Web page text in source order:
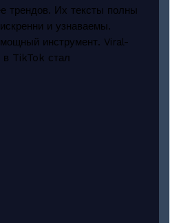
трендов. Их тексты полны
и узнаваемы.
инструмент. Viral-
TikTok стал